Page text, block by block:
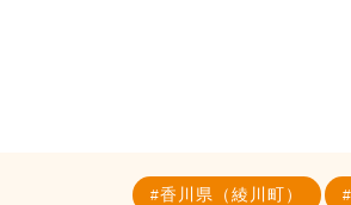
香川県（綾川町）